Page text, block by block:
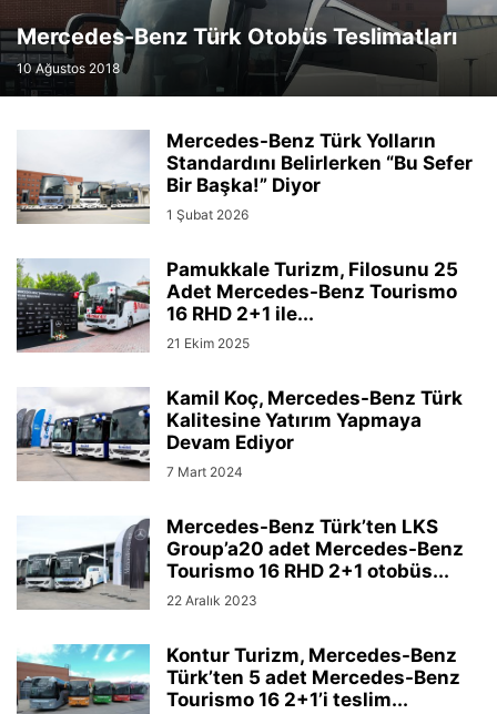
Mercedes-Benz Türk Otobüs Teslimatları
10 Ağustos 2018
Mercedes-Benz Türk Yolların
Standardını Belirlerken “Bu Sefer
Bir Başka!” Diyor
1 Şubat 2026
Pamukkale Turizm, Filosunu 25
Adet Mercedes-Benz Tourismo
16 RHD 2+1 ile...
21 Ekim 2025
Kamil Koç, Mercedes-Benz Türk
Kalitesine Yatırım Yapmaya
Devam Ediyor
7 Mart 2024
Mercedes-Benz Türk’ten LKS
Group’a20 adet Mercedes-Benz
Tourismo 16 RHD 2+1 otobüs...
22 Aralık 2023
Kontur Turizm, Mercedes-Benz
Türk’ten 5 adet Mercedes-Benz
Tourismo 16 2+1’i teslim...